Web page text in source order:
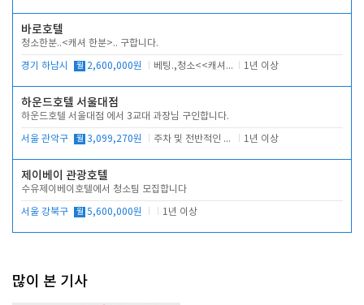
바로호텔
청소한분..<캐셔 한분>.. 구합니다.
경기 하남시 월 2,600,000원 베팅.,청소<<캐셔 모셔봅니다. 1년 이상
하운드호텔 서울대점
하운드호텔 서울대점 에서 3교대 과장님 구인합니다.
서울 관악구 월 3,099,270원 주차 및 전반적인 당번업무 1년 이상
제이베이 관광호텔
수유제이베이호텔에서 청소팀 모집합니다
서울 강북구 월 5,600,000원 1년 이상
많이 본 기사